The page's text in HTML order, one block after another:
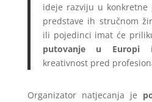
ideje razviju u konkretne
predstave ih stručnom
ili pojedinci imat će
putovanje u Europi i
kreativnost pred
Organizator natjecanja je